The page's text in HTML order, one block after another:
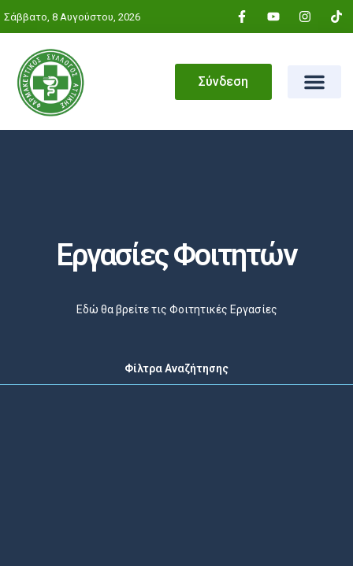
Σάββατο, 8 Αυγούστου, 2026
Σύνδεση
Εργασίες Φοιτητών
Εδώ θα βρείτε τις Φοιτητικές Εργασίες
Φίλτρα Αναζήτησης